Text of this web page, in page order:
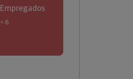
Empregados
< 6